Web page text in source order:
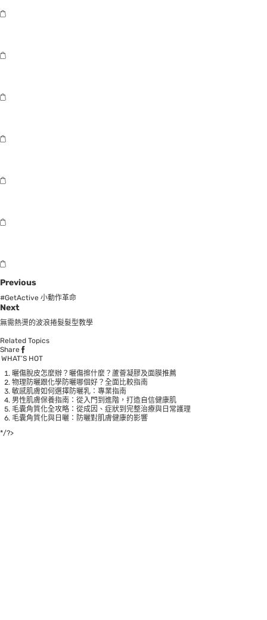
Previous
#GetActive 小動作革命
Next
無需熱燙的波浪捲髮髮型教學
Related Topics
Share
WHAT’S HOT
曬傷脫皮怎麼辦？曬傷擦什麼？蘆薈凝膠及面膜推薦
物理防曬跟化學防曬哪個好？全面比較指南
敏感肌膚如何選擇防曬乳：專業指南
男性肌膚保養指南：從入門到進階，打造自信健康肌
毛囊角質化全攻略：從成因、症狀到完整治療與日常護理
毛囊角質化與日曬：防曬對肌膚健康的影響
*/?>